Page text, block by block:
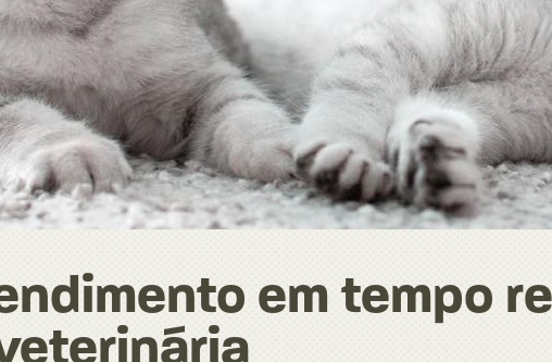
em tempo